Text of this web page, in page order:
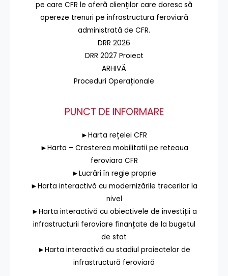
pe care CFR le oferă clienţilor care doresc să
opereze trenuri pe infrastructura feroviară
administrată de CFR.
DRR 2026
DRR 2027 Proiect
ARHIVĂ
Proceduri Operaționale
PUNCT DE INFORMARE
►Harta rețelei CFR
►Harta – Cresterea mobilitatii pe reteaua
feroviara CFR
►Lucrări în regie proprie
►Harta interactivă cu modernizările trecerilor la
nivel
►Harta interactivă cu obiectivele de investiții a
infrastructurii feroviare finanțate de la bugetul
de stat
►Harta interactivă cu stadiul proiectelor de
infrastructură feroviară